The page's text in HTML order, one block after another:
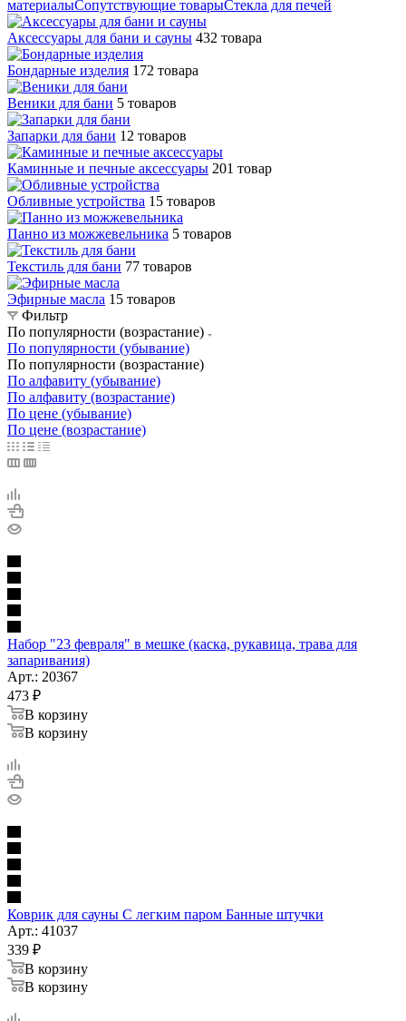
материалыСопутствующие товарыСтекла для печей
Аксессуары для бани и сауны 432 товара
Бондарные изделия 172 товара
Веники для бани 5 товаров
Запарки для бани 12 товаров
Каминные и печные аксессуары 201 товар
Обливные устройства 15 товаров
Панно из можжевельника 5 товаров
Текстиль для бани 77 товаров
Эфирные масла 15 товаров
Фильтр
По популярности (возрастание)
По популярности (убывание)
По популярности (возрастание)
По алфавиту (убывание)
По алфавиту (возрастание)
По цене (убывание)
По цене (возрастание)
Набор "23 февраля" в мешке (каска, рукавица, трава для
запаривания)
Арт.: 20367
473 ₽
В корзину
В корзину
Коврик для сауны С легким паром Банные штучки
Арт.: 41037
339 ₽
В корзину
В корзину